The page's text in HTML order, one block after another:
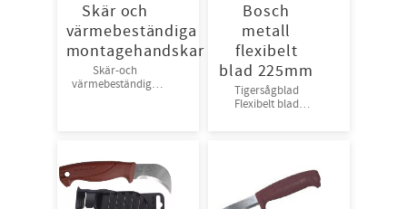
Skär och
värmebeständiga
montagehandskar
Skär-och
värmebeständiga
Bosch
metall
flexibelt
blad 225mm
Tigersågblad
Flexibelt blad